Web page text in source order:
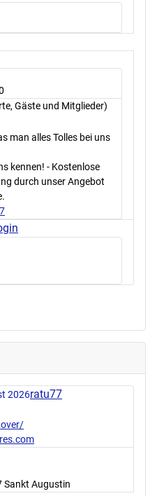
Gäste und Mitglieder)
man alles Tolles bei uns
kennen! - Kostenlose
durch unser Angebot
2026ratu77
Sankt Augustin